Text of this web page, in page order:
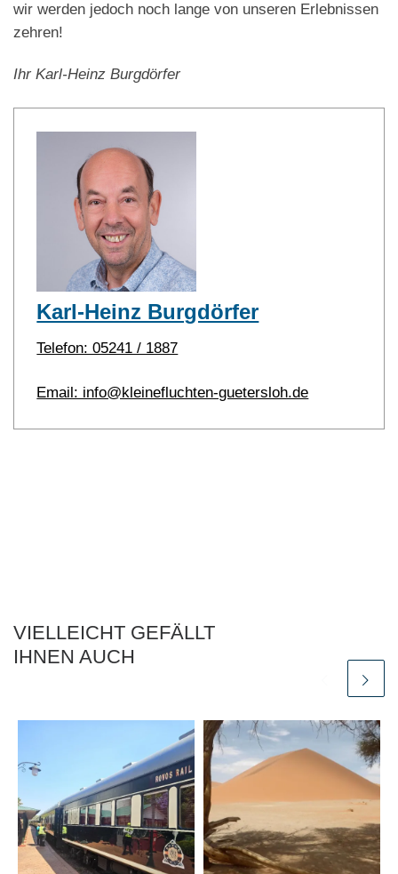
wir werden jedoch noch lange von unseren Erlebnissen
zehren!
Ihr Karl-Heinz Burgdörfer
Karl-Heinz Burgdörfer
Telefon: 05241 / 1887
Email: info@kleinefluchten-guetersloh.de
VIELLEICHT GEFÄLLT
IHNEN AUCH